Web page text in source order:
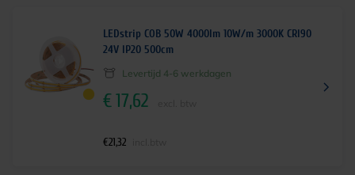
LEDstrip COB 50W 4000lm 10W/m 3000K CRI90
24V IP20 500cm
Levertijd 4-6 werkdagen
€17,62
€21,32